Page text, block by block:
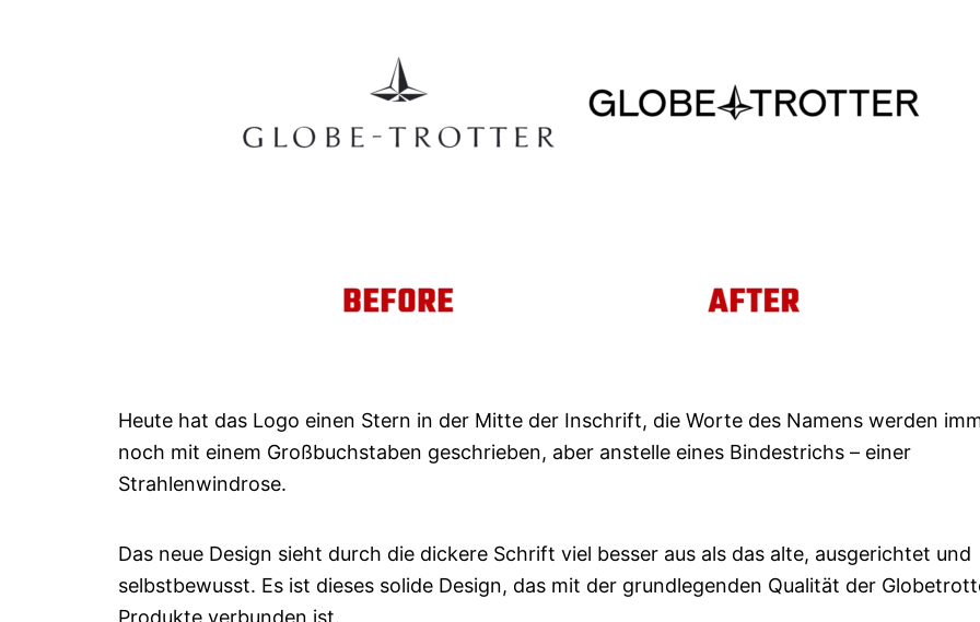
Heute hat das Logo einen Stern in der Mitte der Inschrift, die Worte des Namens werden
noch mit einem Großbuchstaben geschrieben, aber anstelle eines Bindestrichs – einer
Strahlenwindrose.
Das neue Design sieht durch die dickere Schrift viel besser aus als das alte, ausgerichtet und
selbstbewusst. Es ist dieses solide Design, das mit der grundlegenden Qualität der
Produkte verbunden ist.